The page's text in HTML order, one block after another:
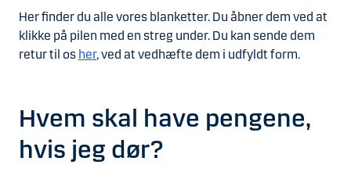
Her finder du alle vores blanketter. Du åbner dem ved at
klikke på pilen med en streg under. Du kan sende dem
retur til os her, ved at vedhæfte dem i udfyldt form.
Hvem skal have pengene,
hvis jeg dør?